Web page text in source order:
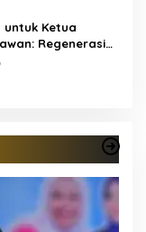
untuk Ketua
Regenerasi